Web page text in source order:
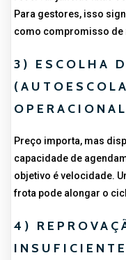
Para gestores, isso
como compromisso de
3) ESCOLHA
OPERACIONAL
Preço importa, mas
capacidade de
objetivo é velocidade.
frota pode alongar o
4)
INSUFICIENTE